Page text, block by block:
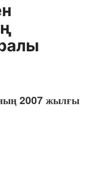
2007 жылғы